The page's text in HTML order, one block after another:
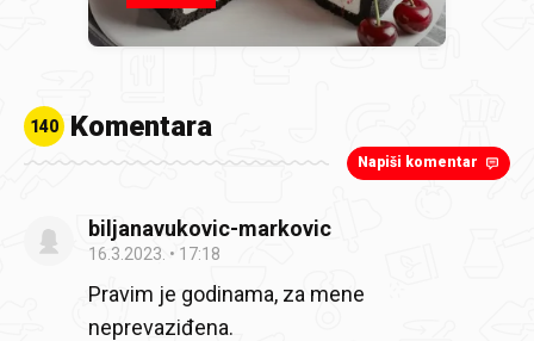
140 Komentara
Napiši komentar
biljanavukovic-markovic
16.3.2023. 17:18
Pravim je godinama, za mene
neprevaziđena.